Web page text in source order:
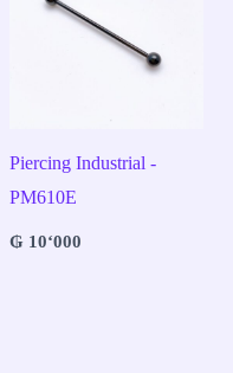
Piercing Industrial -
PM610E
₲10‘000